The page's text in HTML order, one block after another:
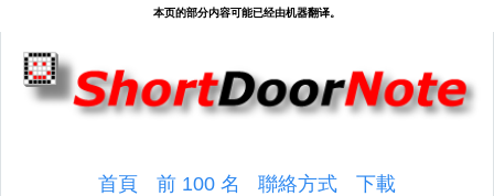
首頁 前 100 名 聯絡方式 下載